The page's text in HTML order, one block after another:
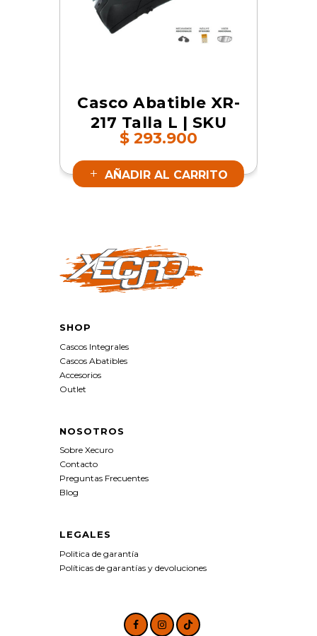
Casco Abatible XR-
217 Talla L | SKU
17366
$ 293.900
AÑADIR AL CARRITO
SHOP
Cascos Integrales
Cascos Abatibles
Accesorios
Outlet
NOSOTROS
Sobre Xecuro
Contacto
Preguntas Frecuentes
Blog
LEGALES
Politica de garantía
Políticas de garantías y devoluciones